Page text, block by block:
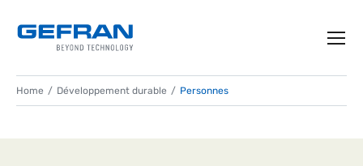
Home Développement durable Personnes
L'IMPORTANCE DES